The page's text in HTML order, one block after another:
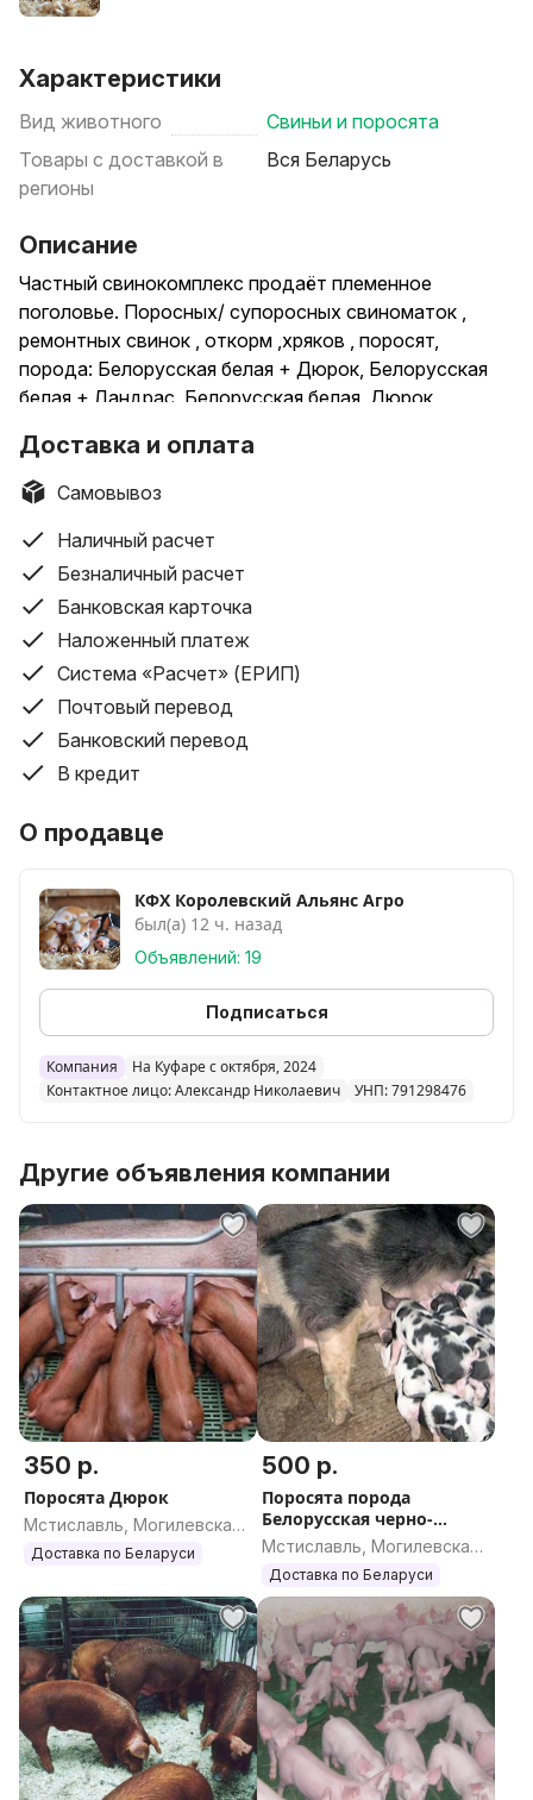
Характеристики
Вид животного
Свиньи и поросята
Товары с доставкой в
регионы
Вся Беларусь
Описание
Частный свинокомплекс продаёт племенное
поголовье. Поросных/ супоросных свиноматок ,
ремонтных свинок , откорм ,хряков , поросят,
порода: Белорусская белая + Дюрок, Белорусская
белая + Ландрас, Белорусская белая, Дюрок ,
ветеринарные мероприятия проводятся
ветеринарным врачом . Производится
искусственное покрытие ( оплодотворение )
семенем производства РУЦП Минского
племпредприятия. Состоим реестре . Полный пакет
документов ( ветереное свидетельство , ТТН,
список прививок ) Вес поголовья от 10-180кг. Всё
поголовье свинней кормиться комбикормом
производства ЗАО «Экомол Агро».
Свиньи очень энергичные с хорошим привесом.
Предварительная запись! Не упустите возможность
приобрести отличных свиней , которые будут Вас
Мстиславский р-н , д. Подлужье. Цена на поросят
Доставка и оплата
Самовывоз
Наличный расчет
Безналичный расчет
Банковская карточка
Наложенный платеж
Система «Расчет» (ЕРИП)
Почтовый перевод
Банковский перевод
В кредит
О продавце
КФХ Королевский Альянс Агро
был(а) 12 ч. назад
Объявлений: 19
Подписаться
Компания
На Куфаре с октября, 2024
Контактное лицо: Александр Николаевич
УНП: 791298476
Другие объявления компании
350 р.
Поросята Дюрок
Мстиславль, Могилевская
область
Доставка по Беларуси
500 р.
Поросята порода
Белорусская черно-
пестрая
Мстиславль, Могилевская
область
Доставка по Беларуси